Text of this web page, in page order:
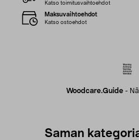
Woodcare.guide -
Katso toimitusvaihtoehdot
Maksuvaihtoehdot
Katso ostoehdot
Saman